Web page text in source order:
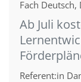
Fach Deutsch,
Ab Juli
Referent:in